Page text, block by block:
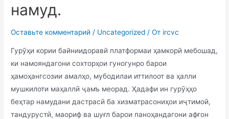
намуд.
Оставьте комментарий / Uncategorized / От ircvc
Гурӯҳи кории байниидоравӣ платформаи ҳамкорӣ мебошад,
ки намояндагони сохторҳои гуногунро барои
ҳамоҳангсозии амалҳо, мубодилаи иттилоот ва ҳалли
мушкилоти маҳаллӣ ҷамъ меорад. Ҳадафи ин гурӯҳҳо
беҳтар намудани дастрасӣ ба хизматрасониҳои иҷтимоӣ,
тандурустӣ, маориф ва шуғл барои паноҳандагони афғон